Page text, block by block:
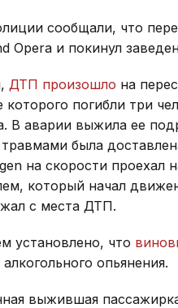
сообщали, что
Opera и покинул
ДТП произошло на
которого погибли три
В аварии выжила ее
была
на скорости проехал
который начал
с места ДТП.
установлено, что
опьянения.
выжившая